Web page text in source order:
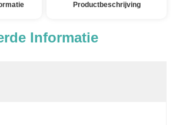
Productbeschrijving
Informatie